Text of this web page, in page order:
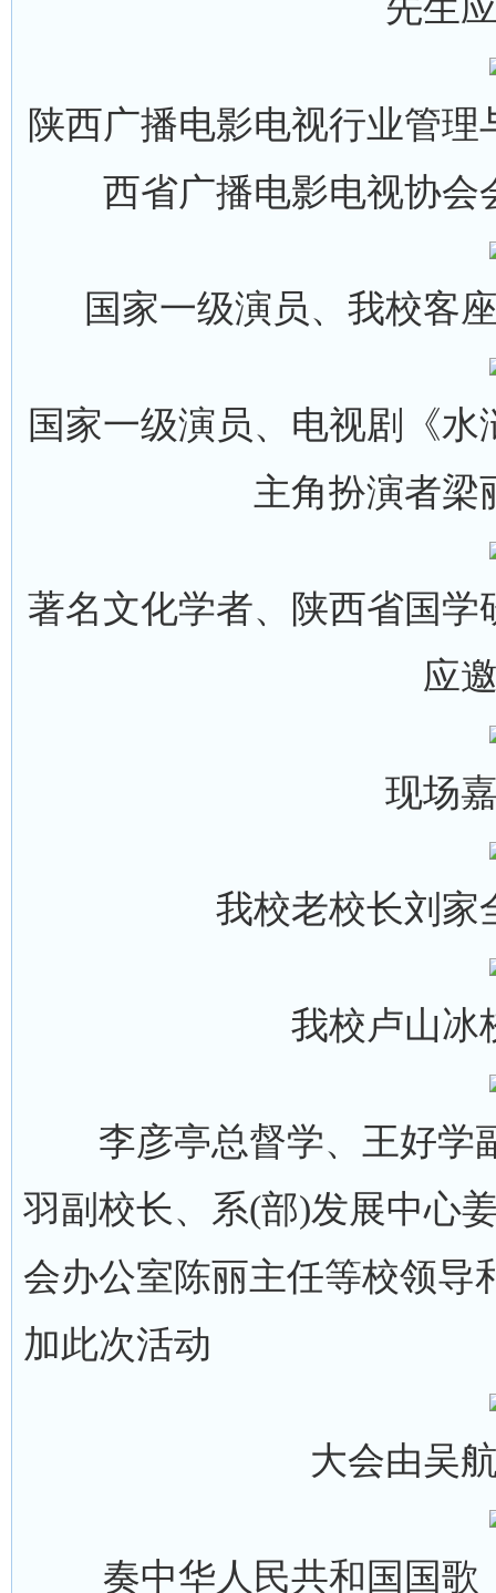
先生
陕西广播电影电视行业管
西省广播电影电视协会
国家一级演员、我校客
国家一级演员、电视剧《
主角扮演者梁
著名文化学者、陕西省国
应
现场
我校老校长刘家
我校卢山冰
李彦亭总督学、王好学
羽副校长、系(部)发展中心
会办公室陈丽主任等校领导
加此次活动
大会由吴
奏中华人民共和国国